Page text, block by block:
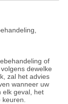
of
dewelke
zal het advies
wanneer uw
elk geval, het